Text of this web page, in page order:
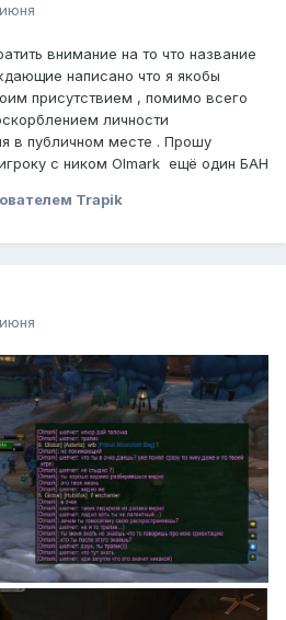
внимание на то что название
написано что я якобы
присутствием , помимо всего
личности
в публичном месте . Прошу
с ником Olmark ещё один БАН
Trapik